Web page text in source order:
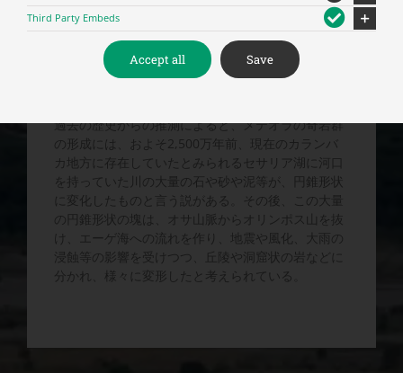
神にもたらされた奇岩群の上に建てられた庵や修道
院は、ギリシャの最も神聖な場所とされる聖オロス
「聖アトス山」に次ぐ聖地である。
過去の歴史からの推測によると、メテオラの奇岩群
の形成には、およそ2,500万年前、現在のカランバ
カ地方に存在していたとみられるセサリア湖に河口
を持っていた川の大量の石や砂や泥等が、円錐形状
に変化したものと言う説がある。その後、この大量
の円錐形状の塊は、オサ山脈からオリンポス山を抜
け、エーゲ海への流れを作り、地震や風化、大雨の
浸蝕等の影響を受けつつ、丘陵や洞窟状の岩などに
分かれ、様々に変形したと考えられている。
Third Party Embeds
Accept all Save